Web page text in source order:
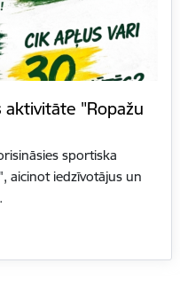
aktivitāte "Ropažu
sportiska
aicinot iedzīvotājus un